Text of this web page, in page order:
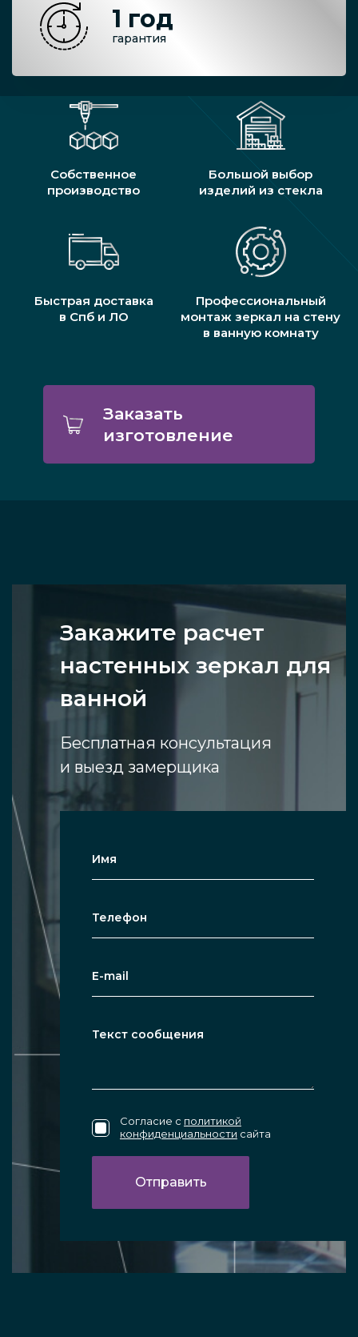
1 год
гарантия
Собственное
производство
Большой выбор
изделий из стекла
Быстрая доставка
в Спб и ЛО
Профессиональный
монтаж зеркал на стену
в ванную комнату
Заказать
изготовление
Закажите расчет
настенных зеркал для
ванной
Бесплатная консультация
и выезд замерщика
Согласие с политикой
конфиденциальности сайта